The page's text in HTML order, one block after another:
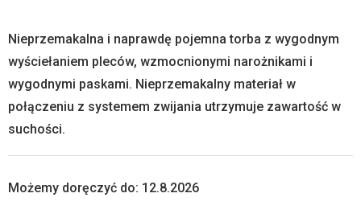
Możemy doręczyć do: 12.8.2026
Nieprzemakalna i naprawdę pojemna torba z wygodnym
wyściełaniem pleców, wzmocnionymi narożnikami i
wygodnymi paskami. Nieprzemakalny materiał w
połączeniu z systemem zwijania utrzymuje zawartość w
suchości.